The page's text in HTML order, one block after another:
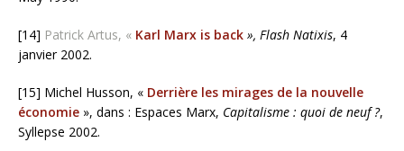
[14] Patrick Artus, « Karl Marx is back », Flash Natixis, 4
janvier 2002.
[15] Michel Husson, « Derrière les mirages de la nouvelle
économie », dans : Espaces Marx, Capitalisme : quoi de neuf ?,
Syllepse 2002.